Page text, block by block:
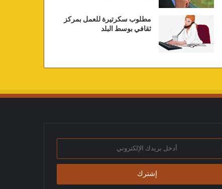
مطلوب سكرتيرة للعمل بمركز
ثقافي بوسط البلد